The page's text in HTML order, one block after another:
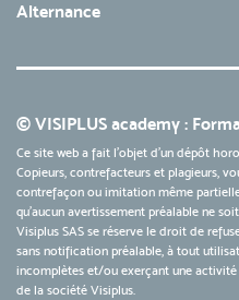
Alternance
© VISIPLUS academy :
Ce site web a fait l'objet d'un dépôt
Copieurs, contrefacteurs et plagieurs,
contrefaçon ou imitation même
qu’aucun avertissement préalable ne
Visiplus SAS se réserve le droit de
sans notification préalable, à tout
incomplètes et/ou exerçant une
de la société Visiplus.